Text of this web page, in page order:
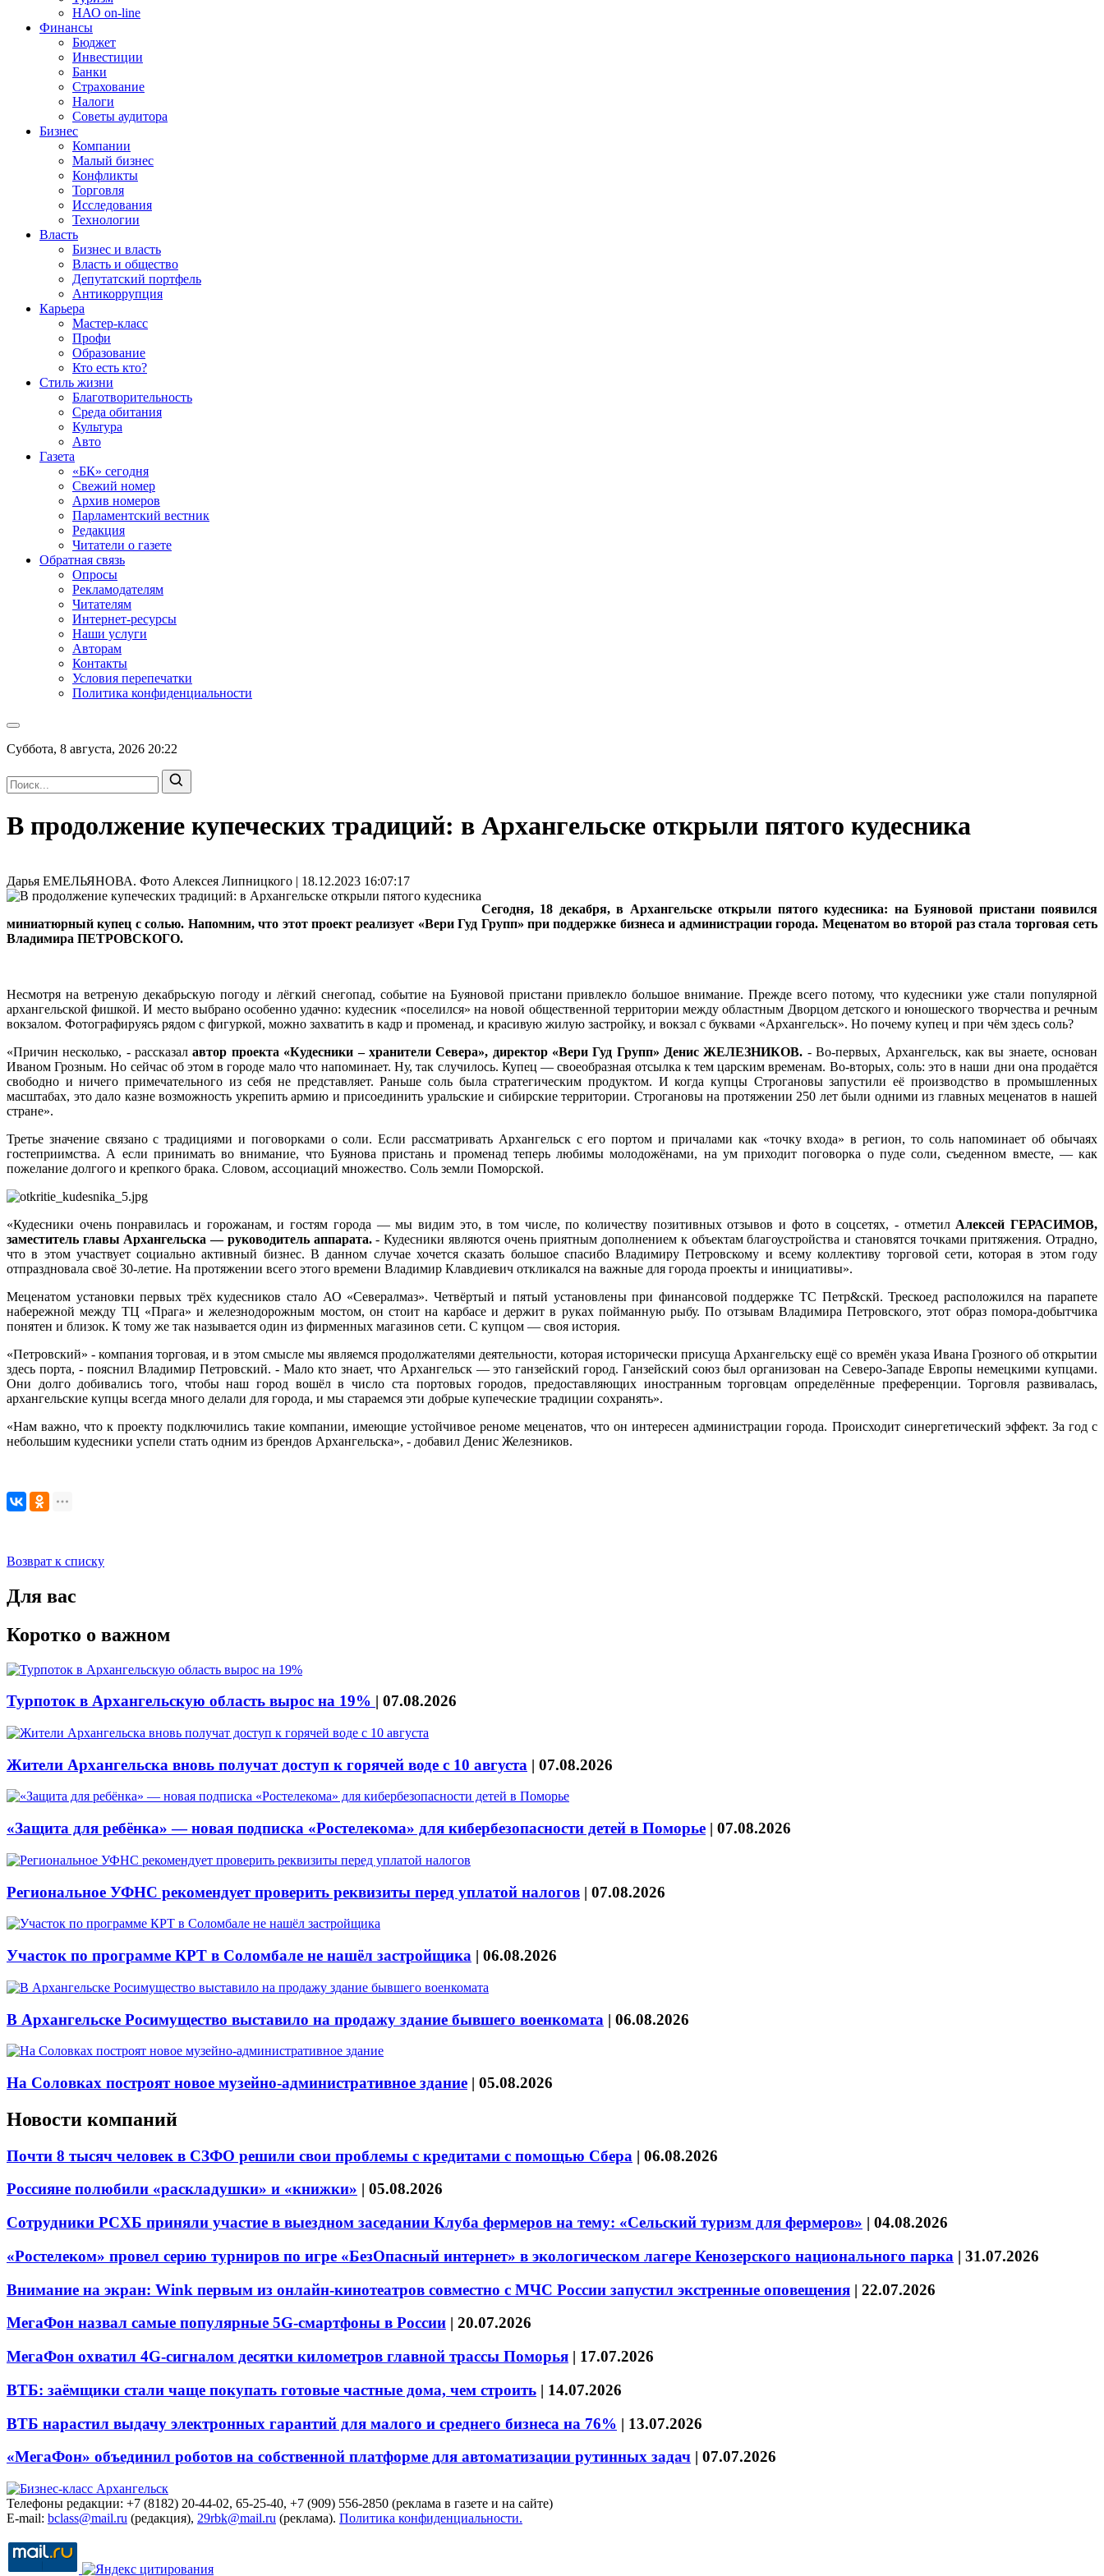
НАО on-line
Финансы
Бюджет
Инвестиции
Банки
Страхование
Налоги
Советы аудитора
Бизнес
Компании
Малый бизнес
Конфликты
Торговля
Исследования
Технологии
Власть
Бизнес и власть
Власть и общество
Депутатский портфель
Антикоррупция
Карьера
Мастер-класс
Профи
Образование
Кто есть кто?
Стиль жизни
Благотворительность
Среда обитания
Культура
Авто
Газета
«БК» сегодня
Свежий номер
Архив номеров
Парламентский вестник
Редакция
Читатели о газете
Обратная связь
Опросы
Рекламодателям
Читателям
Интернет-ресурсы
Наши услуги
Авторам
Контакты
Условия перепечатки
Политика конфиденциальности
Суббота, 8 августа, 2026 20:22
В продолжение купеческих традиций: в Архангельске открыли пятого кудесника
Дарья ЕМЕЛЬЯНОВА. Фото Алексея Липницкого | 18.12.2023 16:07:17
Сегодня, 18 декабря, в Архангельске открыли пятого кудесника: на Буяновой пристани появился
миниатюрный купец с солью. Напомним, что этот проект реализует «Вери Гуд Групп» при поддержке бизнеса и администрации города. Меценатом во второй раз стала торговая сеть
Владимира ПЕТРОВСКОГО.
Несмотря на ветреную декабрьскую погоду и лёгкий снегопад, событие на Буяновой пристани привлекло большое внимание. Прежде всего потому, что кудесники уже стали популярной
архангельской фишкой. И место выбрано особенно удачно: кудесник «поселился» на новой общественной территории между областным Дворцом детского и юношеского творчества и речным
вокзалом. Фотографируясь рядом с фигуркой, можно захватить в кадр и променад, и красивую жилую застройку, и вокзал с буквами «Архангельск». Но почему купец и при чём здесь соль?
«Причин несколько, - рассказалавтор проекта «Кудесники – хранители Севера», директор «Вери Гуд Групп» Денис ЖЕЛЕЗНИКОВ. - Во-первых, Архангельск, как вы знаете, основан
Иваном Грозным. Но сейчас об этом в городе мало что напоминает. Ну, так случилось. Купец — своеобразная отсылка к тем царским временам. Во-вторых, соль: это в наши дни она продаётся
свободно и ничего примечательного из себя не представляет. Раньше соль была стратегическим продуктом. И когда купцы Строгановы запустили её производство в промышленных
масштабах, это дало казне возможность укрепить армию и присоединить уральские и сибирские территории. Строгановы на протяжении 250 лет были одними из главных меценатов в нашей
стране».
Третье значение связано с традициями и поговорками о соли. Если рассматривать Архангельск с его портом и причалами как «точку входа» в регион, то соль напоминает об обычаях
гостеприимства. А если принимать во внимание, что Буянова пристань и променад теперь любимы молодожёнами, на ум приходит поговорка о пуде соли, съеденном вместе, — как
пожелание долгого и крепкого брака. Словом, ассоциаций множество. Соль земли Поморской.
«Кудесники очень понравилась и горожанам, и гостям города — мы видим это, в том числе, по количеству позитивных отзывов и фото в соцсетях, - отметил Алексей ГЕРАСИМОВ,
заместитель главы Архангельска — руководитель аппарата.- Кудесники являются очень приятным дополнением к объектам благоустройства и становятся точками притяжения. Отрадно,
что в этом участвует социально активный бизнес. В данном случае хочется сказать большое спасибо Владимиру Петровскому и всему коллективу торговой сети, которая в этом году
отпраздновала своё 30-летие. На протяжении всего этого времени Владимир Клавдиевич откликался на важные для города проекты и инициативы».
Меценатом установки первых трёх кудесников стало АО «Севералмаз». Четвёртый и пятый установлены при финансовой поддержке ТС Петр&скй. Трескоед расположился на парапете
набережной между ТЦ «Прага» и железнодорожным мостом, он стоит на карбасе и держит в руках пойманную рыбу. По отзывам Владимира Петровского, этот образ помора-добытчика
понятен и близок. К тому же так называется один из фирменных магазинов сети. С купцом — своя история.
«Петровский» - компания торговая, и в этом смысле мы являемся продолжателями деятельности, которая исторически присуща Архангельску ещё со времён указа Ивана Грозного об открытии
здесь порта, - пояснил Владимир Петровский. - Мало кто знает, что Архангельск — это ганзейский город. Ганзейский союз был организован на Северо-Западе Европы немецкими купцами.
Они долго добивались того, чтобы наш город вошёл в число ста портовых городов, предоставляющих иностранным торговцам определённые преференции. Торговля развивалась,
архангельские купцы всегда много делали для города, и мы стараемся эти добрые купеческие традиции сохранять».
«Нам важно, что к проекту подключились такие компании, имеющие устойчивое реноме меценатов, что он интересен администрации города. Происходит синергетический эффект. За год с
небольшим кудесники успели стать одним из брендов Архангельска», - добавил Денис Железников.
Возврат к списку
Для вас
Коротко о важном
Турпоток в Архангельскую область вырос на 19% | 07.08.2026
Жители Архангельска вновь получат доступ к горячей воде с 10 августа | 07.08.2026
«Защита для ребёнка» — новая подписка «Ростелекома» для кибербезопасности детей в Поморье | 07.08.2026
Региональное УФНС рекомендует проверить реквизиты перед уплатой налогов | 07.08.2026
Участок по программе КРТ в Соломбале не нашёл застройщика | 06.08.2026
В Архангельске Росимущество выставило на продажу здание бывшего военкомата | 06.08.2026
На Соловках построят новое музейно-административное здание | 05.08.2026
Новости компаний
Почти 8 тысяч человек в СЗФО решили свои проблемы с кредитами с помощью Сбера | 06.08.2026
Россияне полюбили «раскладушки» и «книжки» | 05.08.2026
Сотрудники РСХБ приняли участие в выездном заседании Клуба фермеров на тему: «Сельский туризм для фермеров» | 04.08.2026
«Ростелеком» провел серию турниров по игре «БезОпасный интернет» в экологическом лагере Кенозерского национального парка | 31.07.2026
Внимание на экран: Wink первым из онлайн-кинотеатров совместно с МЧС России запустил экстренные оповещения | 22.07.2026
МегаФон назвал самые популярные 5G-смартфоны в России | 20.07.2026
МегаФон охватил 4G-сигналом десятки километров главной трассы Поморья | 17.07.2026
ВТБ: заёмщики стали чаще покупать готовые частные дома, чем строить | 14.07.2026
ВТБ нарастил выдачу электронных гарантий для малого и среднего бизнеса на 76% | 13.07.2026
«МегаФон» объединил роботов на собственной платформе для автоматизации рутинных задач | 07.07.2026
Телефоны редакции: +7 (8182) 20-44-02, 65-25-40, +7 (909) 556-2850 (реклама в газете и на сайте)
E-mail: bclass@mail.ru (редакция), 29rbk@mail.ru (реклама). Политика конфиденциальности.